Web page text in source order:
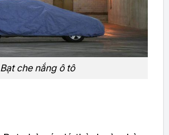
Bạt che nắng ô tô